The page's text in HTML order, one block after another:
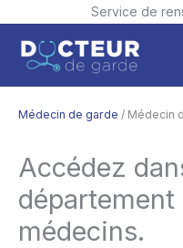
Service de
contenu
Médecin de garde / Médecin
Accédez
département
médecins.